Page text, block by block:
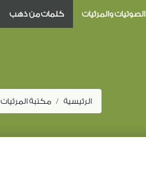
الصوتيات والمرئيات كلمات من ذهب
الرئيسية مكتبة المرئيات